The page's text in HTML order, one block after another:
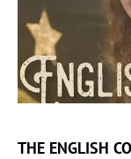
THE ENGLISH